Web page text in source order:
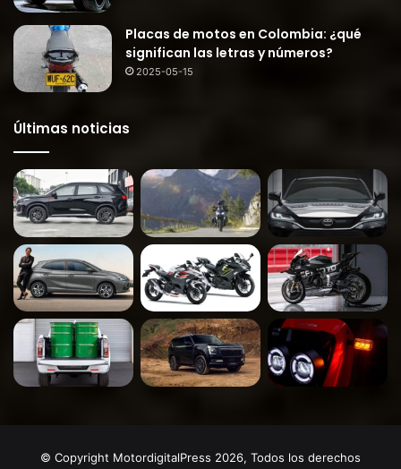
Placas de motos en Colombia: ¿qué
significan las letras y números?
2025-05-15
Últimas noticias
© Copyright MotordigitalPress 2026, Todos los derechos